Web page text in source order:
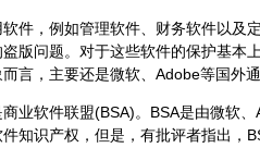
，例如管理软件、财务软件以及
版问题。对于这些软件的保护基本
言，主要还是微软、Adobe等国外通
软件联盟(BSA)。BSA是由微软、
知识产权，但是，有批评者指出，